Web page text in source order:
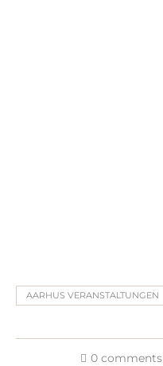
AARHUS VERANSTALTUNGEN
0 comments